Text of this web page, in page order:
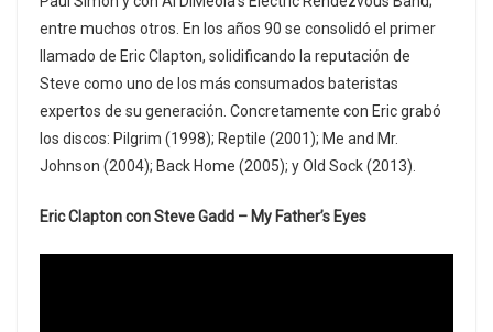
entre muchos otros. En los años 90 se consolidó el primer
llamado de Eric Clapton, solidificando la reputación de
Steve como uno de los más consumados bateristas
expertos de su generación. Concretamente con Eric grabó
los discos: Pilgrim (1998); Reptile (2001); Me and Mr.
Johnson (2004); Back Home (2005); y Old Sock (2013).
Eric Clapton con Steve Gadd – My Father’s Eyes